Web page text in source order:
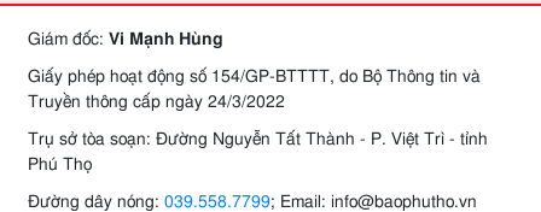
Giám đốc: Vi Mạnh Hùng
Giấy phép hoạt động số 154/GP-BTTTT, do Bộ Thông tin và
Truyền thông cấp ngày 24/3/2022
Trụ sở tòa soạn: Đường Nguyễn Tất Thành - P. Việt Trì - tỉnh
Phú Thọ
Đường dây nóng: 039.558.7799; Email: info@baophutho.vn